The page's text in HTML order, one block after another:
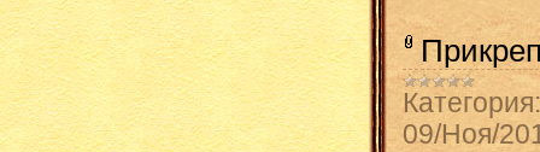
Категория:
09/Ноя/